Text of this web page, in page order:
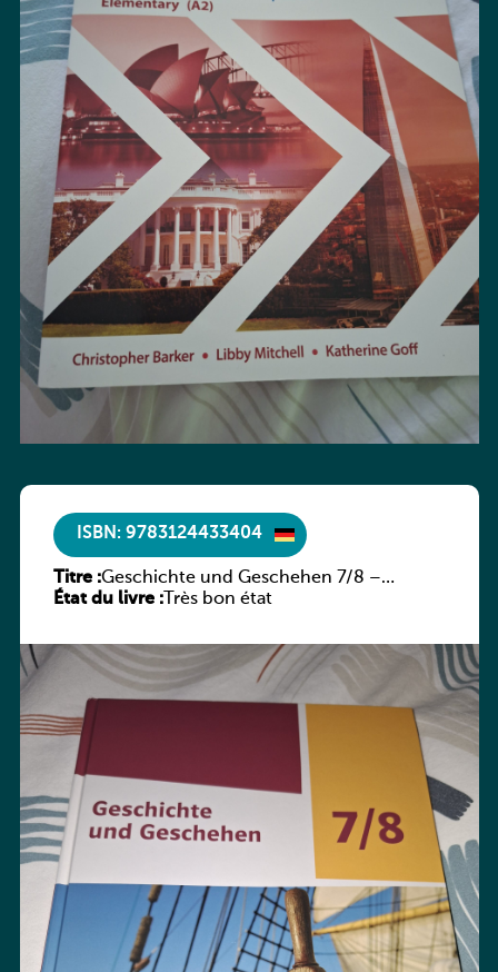
ISBN: 9783124433404
Titre :Geschichte und Geschehen 7/8 –
Rheinland-Pfalz
État du livre :Très bon état